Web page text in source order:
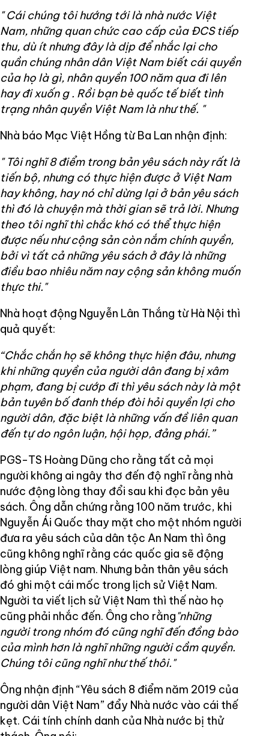
" Cái chúng tôi hướng tới là nhà nước Việt
Nam, những quan chức cao cấp của ĐCS tiếp
thu, dù ít nhưng đây là dịp để nhắc lại cho
quần chúng nhân dân Việt Nam biết cái quyền
của họ là gì, nhân quyền 100 năm qua đi lên
hay đi xuốn g . Rồi bạn bè quốc tế biết tình
trạng nhân quyền Việt Nam là như thế. "
Nhà báo Mạc Việt Hồng từ Ba Lan nhận định:
" Tôi nghĩ 8điểm trong bản yêu sách này rất là
tiến bộ, nhưng có thực hiện được ở Việt Nam
hay không, hay nó chỉ dừng lại ở bản yêu sách
thì đó là chuyện mà thời gian sẽ trả lời. Nhưng
theo tôi nghĩ thì chắc khó có thể thực hiện
được nếu như cộng sản còn nắm chính quyền,
bởi vì tất cả những yêu sách ở đây là những
điều bao nhiêu năm nay cộng sản không muốn
thực thi."
Nhà hoạt động Nguyễn Lân Thắng từ Hà Nội thì
quả quyết:
“Chắc chắn họ sẽ không thực hiện đâu, nhưng
khi những quyền của người dân đang bị xâm
phạm, đang bị cướp đi thì yêu sách này là một
bản tuyên bố đanh thép đòi hỏi quyền lợi cho
người dân, đặc biệt là những vấn đề liên quan
đến tự do ngôn luận, hội họp, đảng phái.”
PGS-TS Hoàng Dũng cho rằng tất cả mọi
người không ai ngây thơ đến độ nghĩ rằng nhà
nước động lòng thay đổi sau khi đọc bản yêu
sách. Ông dẫn chứng rằng 100 năm trước, khi
Nguyễn Ái Quốc thay mặt cho một nhóm người
đưa ra yêu sách của dân tộc An Nam thì ông
cũng không nghĩ rằng các quốc gia sẽ động
lòng giúp Việt nam. Nhưng bản thân yêu sách
đó ghi một cái mốc trong lịch sử Việt Nam.
Người ta viết lịch sử Việt Nam thì thế nào họ
cũng phải nhắc đến. Ông cho rằng"những
người trong nhóm đó cũng nghĩ đến đồng bào
của mình hơn là nghĩ những người cầm quyền.
Chúng tôi cũng nghĩ như thế thôi."
Ông nhận định “Yêu sách 8 điểm năm 2019 của
người dân Việt Nam” đẩy Nhà nước vào cái thế
kẹt. Cái tính chính danh của Nhà nước bị thử